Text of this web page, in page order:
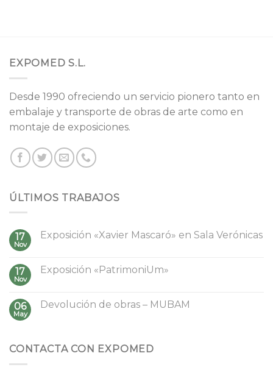
EXPOMED S.L.
Desde 1990 ofreciendo un servicio pionero tanto en
embalaje y transporte de obras de arte como en
montaje de exposiciones.
ÚLTIMOS TRABAJOS
17
Nov
Exposición «Xavier Mascaró» en Sala Verónicas
17
Nov
Exposición «PatrimoniUm»
06
May
Devolución de obras – MUBAM
CONTACTA CON EXPOMED